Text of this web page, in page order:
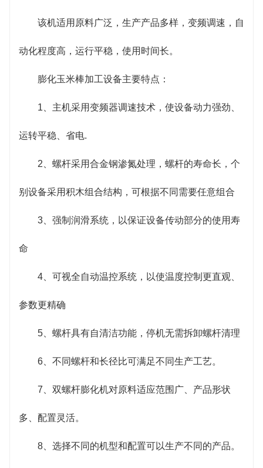
该机适用原料广泛，生产产品多样，变频调速，自
动化程度高，运行平稳，使用时间长。
膨化玉米棒加工设备主要特点：
1、主机采用变频器调速技术，使设备动力强劲、
运转平稳、省电.
2、螺杆采用合金钢渗氮处理，螺杆的寿命长，个
别设备采用积木组合结构，可根据不同需要任意组合
3、强制润滑系统，以保证设备传动部分的使用寿
命
4、可视全自动温控系统，以使温度控制更直观、
参数更精确
5、螺杆具有自清洁功能，停机无需拆卸螺杆清理
6、不同螺杆和长径比可满足不同生产工艺。
7、双螺杆膨化机对原料适应范围广、产品形状
多、配置灵活。
8、选择不同的机型和配置可以生产不同的产品。